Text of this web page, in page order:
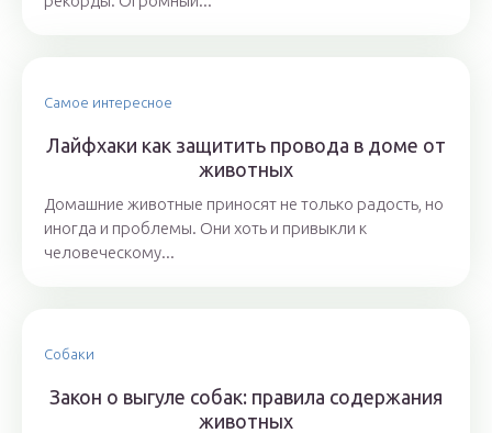
Самое интересное
Лайфхаки как защитить провода в доме от
животных
Домашние животные приносят не только радость, но
иногда и проблемы. Они хоть и привыкли к
человеческому...
Собаки
Закон о выгуле собак: правила содержания
животных